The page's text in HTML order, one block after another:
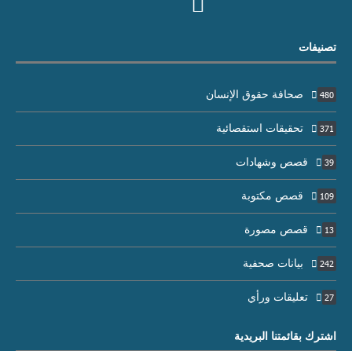
تصنيفات
صحافة حقوق الإنسان 480
تحقيقات استقصائية 371
قصص وشهادات 39
قصص مكتوبة 109
قصص مصورة 13
بيانات صحفية 242
تعليقات ورأي 27
اشترك بقائمتنا البريدية